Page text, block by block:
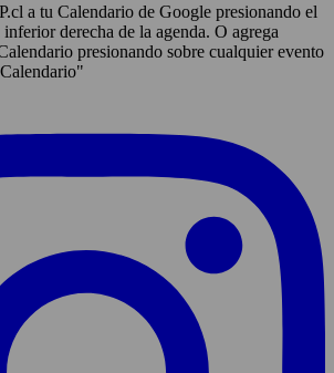
a tu Calendario de Google presionando el
derecha de la agenda. O agrega
presionando sobre cualquier evento